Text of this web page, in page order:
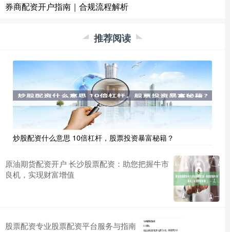
券商配资开户指南｜合规流程解析
推荐阅读
炒股配资什么意思 10倍杠杆，股票投资暴富秘籍？
原油期货配资开户 长沙股票配资：助您把握牛市
良机，实现财富增值
股票配资专业股票配资平台服务与指南